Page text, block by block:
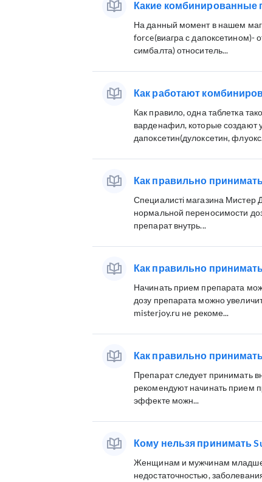
Какие комбинированные
На данный момент в нашем
force(виагра с дапоксетином)-
симбалта) относитель...
Как работают
Как правило, одна таблетка
варденафил, которые создают
дапоксетин(дулоксетин,
Как правильно
Специалисті магазина Мистер
нормальной переносимости
препарат внутрь...
Как правильно
Начинать прием препарата
дозу препарата можно
misterjoy.ru не рекоме...
Как правильно
Препарат следует принимать
рекомендуют начинать прием
эффекте можн...
Кому нельзя принимать
Женщинам и мужчинам младше
недостаточностью,